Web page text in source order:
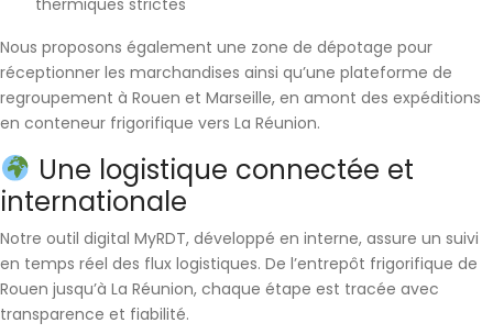
Nous proposons également une zone de dépotage pour
réceptionner les marchandises ainsi qu’une plateforme de
regroupement à Rouen et Marseille, en amont des expéditions
en conteneur frigorifique vers La Réunion.
Une logistique connectée et
internationale
Notre outil digital MyRDT, développé en interne, assure un suivi
en temps réel des flux logistiques. De l’entrepôt frigorifique de
Rouen jusqu’à La Réunion, chaque étape est tracée avec
transparence et fiabilité.